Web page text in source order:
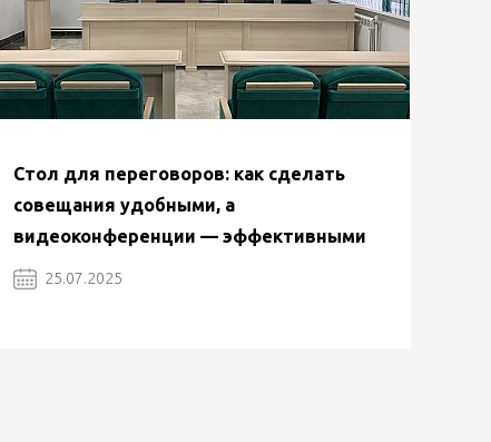
Стол для переговоров: как сделать
совещания удобными, а
видеоконференции — эффективными
25.07.2025